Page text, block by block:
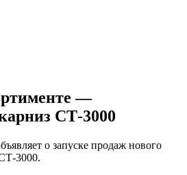
—
СТ-3000
о запуске продаж нового
3000.